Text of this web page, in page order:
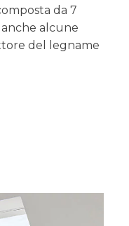
da 7
alcune
del legname